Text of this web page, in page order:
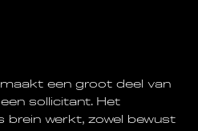
een groot deel van
sollicitant. Het
brein werkt, zowel bewust